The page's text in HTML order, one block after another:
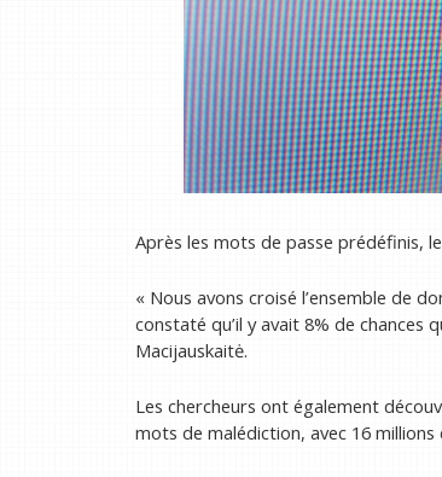
Après les mots de passe prédéfinis,
« Nous avons croisé l’ensemble de
constaté qu’il y avait 8% de chances
Macijauskaitė.
Les chercheurs ont également
mots de malédiction, avec 16